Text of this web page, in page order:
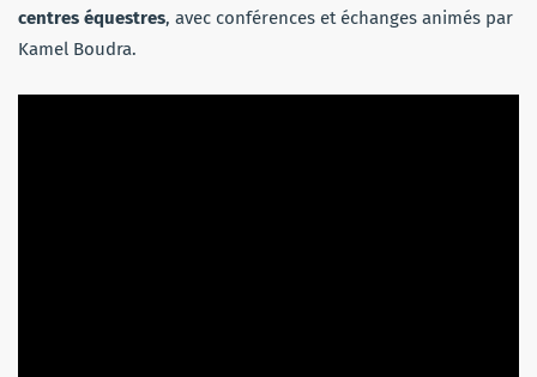
centres équestres, avec conférences et échanges animés par
Kamel Boudra.